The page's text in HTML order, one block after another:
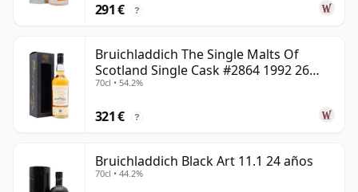
291 € ?
Bruichladdich The Single Malts Of
Scotland Single Cask #2864 1992 26
años
70cl • 54.2%
321 € ?
Bruichladdich Black Art 11.1 24 años
70cl • 44.2%